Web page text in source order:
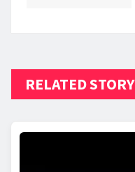
RELATED STORY